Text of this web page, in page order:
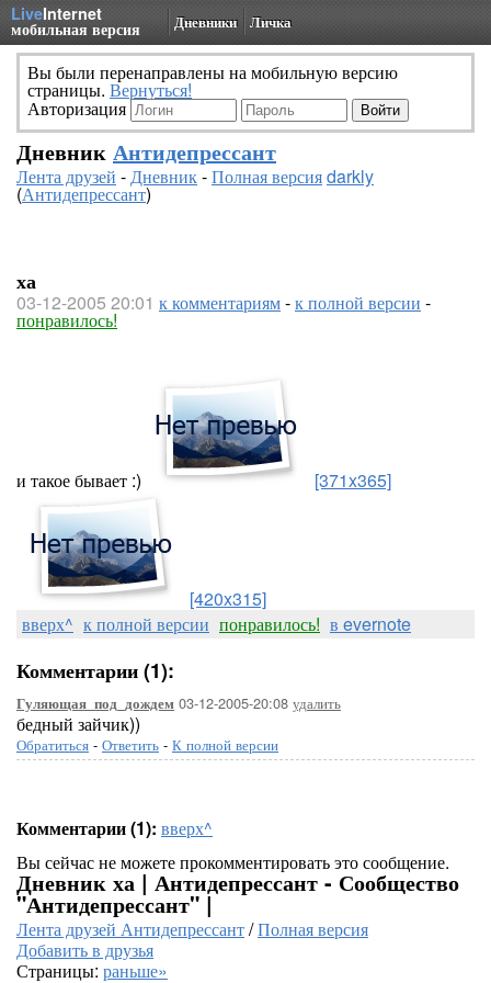
LiveInternet
мобильная версия Дневники Личка
Вы были перенаправлены на мобильную версию
страницы. Вернуться!
Авторизация
Дневник Антидепрессант
Лента друзей -Дневник-Полная версияdarkly
(Антидепрессант)
ха
03-12-2005 20:01 к комментариям-к полной версии -
понравилось!
и такое бывает :) [371x365]
[420x315]
вверх^ к полной версии понравилось! в evernote
Комментарии (1):
Гуляющая_под_дождем 03-12-2005-20:08 удалить
бедный зайчик))
Обратиться - Ответить - К полной версии
Комментарии (1): вверх^
Вы сейчас не можете прокомментировать это сообщение.
Дневник ха | Антидепрессант - Сообщество
"Антидепрессант" |
Лента друзей Антидепрессант/Полная версия
Добавить в друзья
Страницы: раньше»